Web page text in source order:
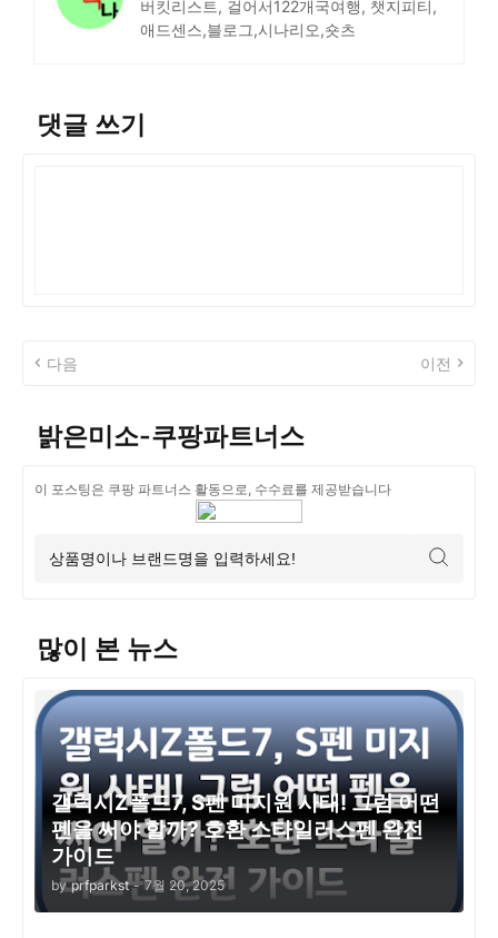
버킷리스트, 걸어서122개국여행, 챗지피티,
애드센스,블로그,시나리오,숏츠
댓글 쓰기
다음 이전
밝은미소-쿠팡파트너스
이 포스팅은 쿠팡 파트너스 활동으로, 수수료를 제공받습니다
많이 본 뉴스
갤럭시Z폴드7, S펜 미지원 사태! 그럼 어떤
펜을 써야 할까? 호환 스타일러스펜 완전
가이드
by prfparkst - 7월 20, 2025